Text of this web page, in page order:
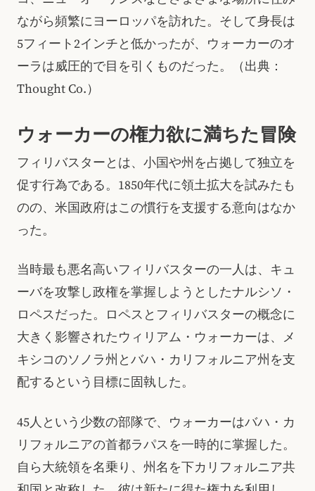
ながら頻繁にヨーロッパを訪れた。そして身長は
5フィート2インチと低かったが、ウォーカーのオ
ーラは威圧的で目を引くものだった。（出典：
Thought Co.）
ウォーカーの権力欲に満ちた冒険
フィリバスターとは、小国や州を占拠して独立を
促す行為である。1850年代に領土拡大を試みたも
のの、米国政府はこの慣行を支援する意向はなか
った。
当時最も悪名高いフィリバスターの一人は、キュ
ーバを攻撃し政権を掌握しようとしたナルシソ・
ロペスだった。ロペスとフィリバスターの概念に
大きく影響されたウィリアム・ウォーカーは、メ
キシコのソノラ州とバハ・カリフォルニア州を支
配するという目標に固執した。
45人という少数の部隊で、ウォーカーはバハ・カ
リフォルニアの首都ラパスを一時的に掌握した。
自ら大統領を名乗り、州名を下カリフォルニア共